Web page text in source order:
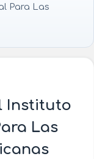
Para Las
Instituto
Las